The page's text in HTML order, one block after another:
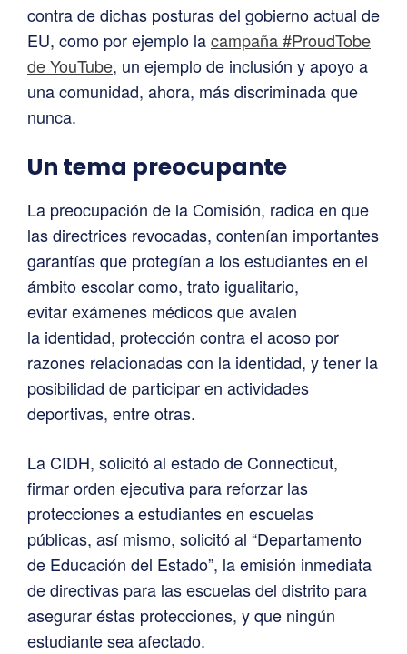
contra de dichas posturas del gobierno actual de
EU, como por ejemplo lacampaña #ProudTobe
de YouTube, un ejemplo de inclusión y apoyo a
una comunidad, ahora, más discriminada que
nunca.
Un tema preocupante
La preocupación de la Comisión, radica en que
las directrices revocadas, contenían importantes
garantías que protegían a los estudiantes en el
ámbito escolar como, trato igualitario,
evitar exámenes médicos que avalen
la identidad, protección contra el acoso por
razones relacionadas con la identidad, y tener la
posibilidad de participar en actividades
deportivas, entre otras.
La CIDH, solicitó al estado de Connecticut,
firmar orden ejecutiva para reforzar las
protecciones a estudiantes en escuelas
públicas, así mismo, solicitó al “Departamento
de Educación del Estado”, la emisión inmediata
de directivas para las escuelas del distrito para
asegurar éstas protecciones, y que ningún
estudiante sea afectado.